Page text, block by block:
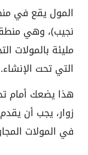
المول يقع في
نجيب)، وهي
مليئة بالمولات
التي تحت الإنشاء.
هذا يضعك أمام
زوار، يجب أن
في المولات